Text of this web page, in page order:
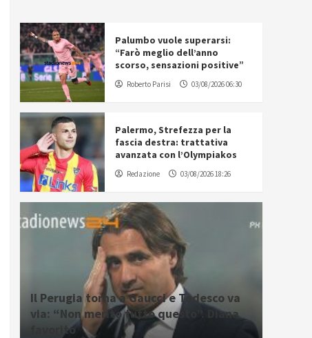
Palumbo vuole superarsi:
“Farò meglio dell’anno
scorso, sensazioni positive”
Roberto Parisi 03/08/2026 06:30
Palermo, Strefezza per la
fascia destra: trattativa
avanzata con l’Olympiakos
Redazione 03/08/2026 18:26
Il Perugia torna a Gaucci e Tedesco va
via: “Non merito tutto questo”. Diana
favorito